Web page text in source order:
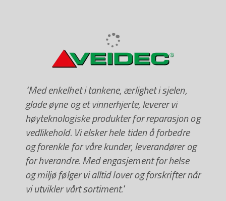
"Med enkelhet i tankene, ærlighet i sjelen,
glade øyne og et vinnerhjerte, leverer vi
høyteknologiske produkter for reparasjon og
vedlikehold. Vi elsker hele tiden å forbedre
og forenkle for våre kunder, leverandører og
for hverandre. Med engasjement for helse
og miljø følger vi alltid lover og forskrifter når
vi utvikler vårt sortiment."